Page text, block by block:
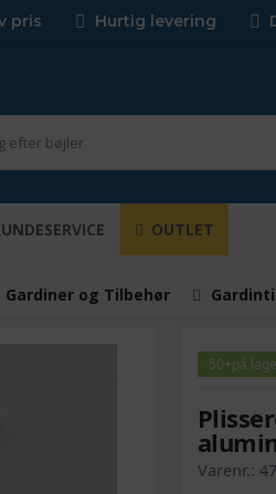
pris Hurtig levering
OUTLET
Gardiner og Tilbehør
50+på
Varenr.: